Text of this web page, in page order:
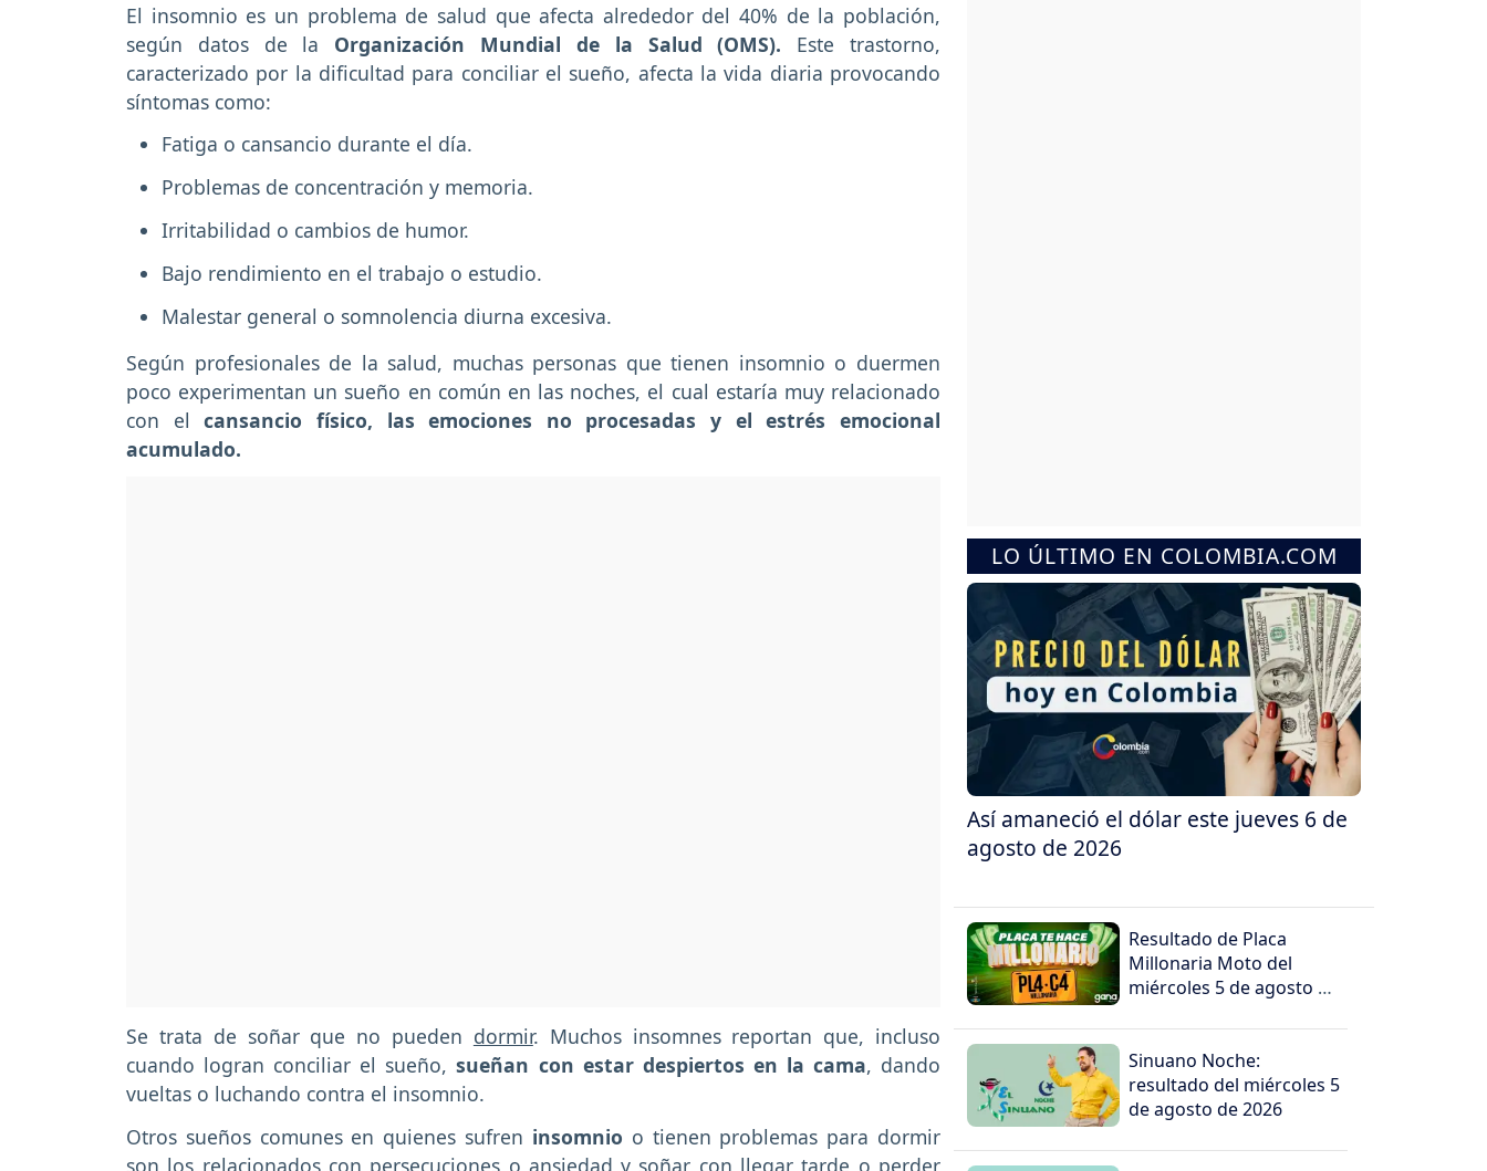
El insomnio es un problema de salud que afecta alrededor del 40% de la población,
según datos de la Organización Mundial de la Salud (OMS). Este trastorno,
caracterizado por la dificultad para conciliar el sueño, afecta la vida diaria provocando
síntomas como:
Fatiga o cansancio durante el día.
Problemas de concentración y memoria.
Irritabilidad o cambios de humor.
Bajo rendimiento en el trabajo o estudio.
Malestar general o somnolencia diurna excesiva.
Según profesionales de la salud, muchas personas que tienen insomnio o duermen
poco experimentan un sueño en común en las noches, el cual estaría muy relacionado
con el cansancio físico, las emociones no procesadas y el estrés emocional
acumulado.
Se trata de soñar que no pueden dormir. Muchos insomnes reportan que, incluso
cuando logran conciliar el sueño, sueñan con estar despiertos en la cama, dando
vueltas o luchando contra el insomnio.
Otros sueños comunes en quienes sufren insomnio o tienen problemas para dormir
son los relacionados con persecuciones o ansiedad y soñar con llegar tarde o perder
LO ÚLTIMO EN COLOMBIA.COM
Así amaneció el dólar este jueves 6 de
agosto de 2026
Resultado de Placa
Millonaria Moto del
miércoles 5 de agosto de
Sinuano Noche:
resultado del miércoles 5
de agosto de 2026